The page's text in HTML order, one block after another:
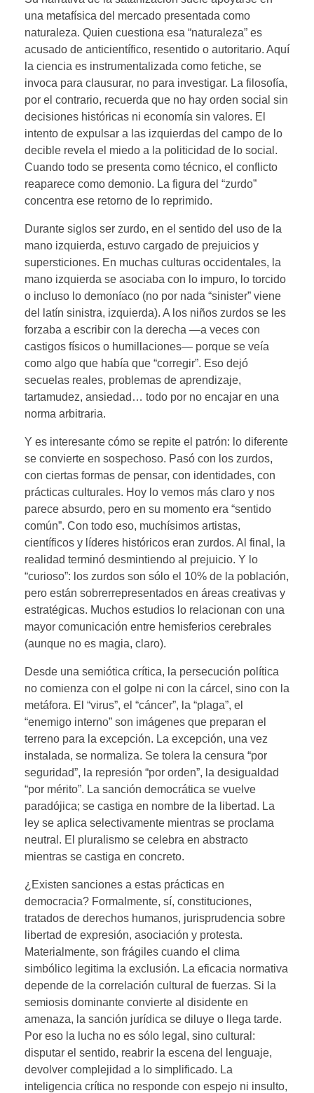
una metafísica del mercado presentada como
naturaleza. Quien cuestiona esa “naturaleza” es
acusado de anticientífico, resentido o autoritario. Aquí
la ciencia es instrumentalizada como fetiche, se
invoca para clausurar, no para investigar. La filosofía,
por el contrario, recuerda que no hay orden social sin
decisiones históricas ni economía sin valores. El
intento de expulsar a las izquierdas del campo de lo
decible revela el miedo a la politicidad de lo social.
Cuando todo se presenta como técnico, el conflicto
reaparece como demonio. La figura del “zurdo”
concentra ese retorno de lo reprimido.
Durante siglos ser zurdo, en el sentido del uso de la
mano izquierda, estuvo cargado de prejuicios y
supersticiones. En muchas culturas occidentales, la
mano izquierda se asociaba con lo impuro, lo torcido
o incluso lo demoníaco (no por nada “sinister” viene
del latín sinistra, izquierda). A los niños zurdos se les
forzaba a escribir con la derecha —a veces con
castigos físicos o humillaciones— porque se veía
como algo que había que “corregir”. Eso dejó
secuelas reales, problemas de aprendizaje,
tartamudez, ansiedad… todo por no encajar en una
norma arbitraria.
Y es interesante cómo se repite el patrón: lo diferente
se convierte en sospechoso. Pasó con los zurdos,
con ciertas formas de pensar, con identidades, con
prácticas culturales. Hoy lo vemos más claro y nos
parece absurdo, pero en su momento era “sentido
común”. Con todo eso, muchísimos artistas,
científicos y líderes históricos eran zurdos. Al final, la
realidad terminó desmintiendo al prejuicio. Y lo
“curioso”: los zurdos son sólo el 10% de la población,
pero están sobrerrepresentados en áreas creativas y
estratégicas. Muchos estudios lo relacionan con una
mayor comunicación entre hemisferios cerebrales
(aunque no es magia, claro).
Desde una semiótica crítica, la persecución política
no comienza con el golpe ni con la cárcel, sino con la
metáfora. El “virus”, el “cáncer”, la “plaga”, el
“enemigo interno” son imágenes que preparan el
terreno para la excepción. La excepción, una vez
instalada, se normaliza. Se tolera la censura “por
seguridad”, la represión “por orden”, la desigualdad
“por mérito”. La sanción democrática se vuelve
paradójica; se castiga en nombre de la libertad. La
ley se aplica selectivamente mientras se proclama
neutral. El pluralismo se celebra en abstracto
mientras se castiga en concreto.
¿Existen sanciones a estas prácticas en
democracia? Formalmente, sí, constituciones,
tratados de derechos humanos, jurisprudencia sobre
libertad de expresión, asociación y protesta.
Materialmente, son frágiles cuando el clima
simbólico legitima la exclusión. La eficacia normativa
depende de la correlación cultural de fuerzas. Si la
semiosis dominante convierte al disidente en
amenaza, la sanción jurídica se diluye o llega tarde.
Por eso la lucha no es sólo legal, sino cultural:
disputar el sentido, reabrir la escena del lenguaje,
devolver complejidad a lo simplificado. La
inteligencia crítica no responde con espejo ni insulto,